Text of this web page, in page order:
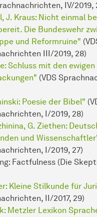
IV/2019,
J. Kraus: Nicht einmal
Die Bundeswehr
und Reformruine"
III/2019, 28)
Schluss mit den ewigen
(VDS
Poesie der Bibel"
I/2019, 28)
G. Ziethen:
und
I/2019, 27)
Factfulness (Die
Kleine Stilkunde für
II/2017, 29)
Metzler Lexikon